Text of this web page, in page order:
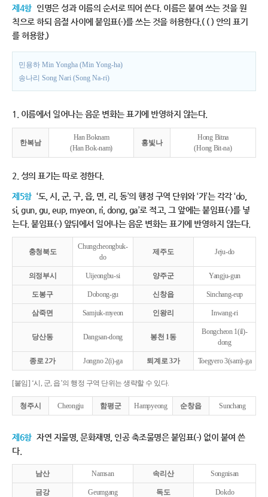
제4항 인명은 성과 이름의 순서로 띄어 쓴다. 이름은 붙여 쓰는 것을 원
칙으로 하되 음절 사이에 붙임표(-)를 쓰는 것을 허용한다.( ( ) 안의 표기
를 허용함.)
민용하 Min Yongha (Min Yong-ha)
송나리 Song Nari (Song Na-ri)
1. 이름에서 일어나는 음운 변화는 표기에 반영하지 않는다.
한복남
Han Boknam
(Han Bok-nam)
홍빛나
Hong Bitna
(Hong Bit-na)
2. 성의 표기는 따로 정한다.
제5항 ‘도, 시, 군, 구, 읍, 면, 리, 동’의 행정 구역 단위와 ‘가’는 각각 ‘do,
si, gun, gu, eup, myeon, ri, dong, ga’로 적고, 그 앞에는 붙임표(-)를 넣
는다. 붙임표(-) 앞뒤에서 일어나는 음운 변화는 표기에 반영하지 않는다.
충청북도
Chungcheongbuk-
do
제주도 Jeju-do
의정부시 Uijeongbu-si 양주군 Yangju-gun
도봉구 Dobong-gu 신창읍 Sinchang-eup
삼죽면 Samjuk-myeon 인왕리 Inwang-ri
당산동 Dangsan-dong 봉천 1동
Bongcheon 1(il)-
dong
종로 2가 Jongno 2(i)-ga 퇴계로 3가 Toegyero 3(sam)-ga
[붙임] ‘시, 군, 읍’의 행정 구역 단위는 생략할 수 있다.
청주시 Cheongju 함평군 Hampyeong 순창읍 Sunchang
제6항 자연 지물명, 문화재명, 인공 축조물명은 붙임표(-) 없이 붙여 쓴
다.
남산 Namsan 속리산 Songnisan
금강 Geumgang 독도 Dokdo